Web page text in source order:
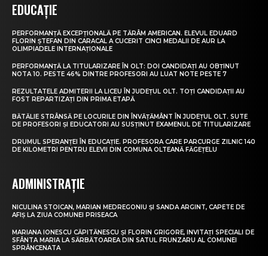
EDUCAȚIE
PERFORMANȚĂ EXCEPȚIONALĂ PE TĂRÂM AMERICAN. ELEVUL EDUARD
FLORIN ȘTEFAN DIN CARACAL A CUCERIT CINCI MEDALII DE AUR LA
OLIMPIADELE INTERNAȚIONALE
PERFORMANȚĂ LA TITULARIZARE ÎN OLT: DOI CANDIDAȚI AU OBȚINUT
NOTA 10. PESTE 46% DINTRE PROFESORI AU LUAT NOTE PESTE 7
REZULTATELE ADMITERII LA LICEU ÎN JUDEȚUL OLT. TOȚI CANDIDAȚII AU
FOST REPARTIZAȚI DIN PRIMA ETAPĂ
BĂTĂLIE STRÂNSĂ PE LOCURILE DIN ÎNVĂȚĂMÂNT ÎN JUDEȚUL OLT. SUTE
DE PROFESORI ȘI EDUCATORI AU SUSȚINUT EXAMENUL DE TITULARIZARE
DRUMUL SPERANȚEI ÎN EDUCAȚIE. PROFESORA CARE PARCURGE ZILNIC 140
DE KILOMETRI PENTRU ELEVII DIN COMUNA OLTEANĂ FĂGEȚELU
ADMINISTRAȚIE
NICULINA STOICAN, MARIAN MEDREGONIU ȘI SANDA ARGINT, CAPETE DE
AFIȘ LA ZIUA COMUNEI PRISEACA
MARIANA IONESCU CĂPITĂNESCU ȘI FLORIN GRIGORE, INVITAȚI SPECIALI DE
SFÂNTA MARIA LA SĂRBĂTOAREA DIN SATUL FRUNZARU AL COMUNEI
SPRÂNCENATA